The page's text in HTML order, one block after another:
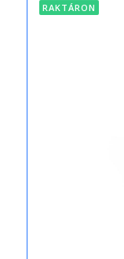
RAKTÁRON